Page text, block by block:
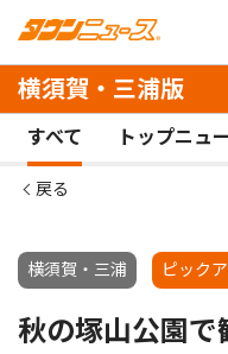
横須賀・三浦版
すべて トップニュ
戻る
横須賀・三浦 ピック
秋の塚山公園で